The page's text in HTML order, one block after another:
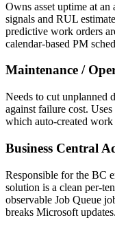
Owns asset uptime at
signals and RUL
predictive work orders
calendar-based PM
Maintenance /
Needs to cut unplanned
against failure cost.
which auto-created
Business Central
Responsible for the BC
solution is a clean per-
observable Job Queue
breaks Microsoft updates.